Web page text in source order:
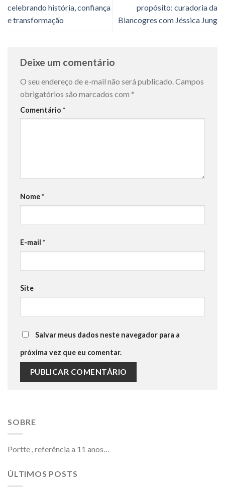
celebrando história, confiança
e transformação
propósito: curadoria da
Biancogres com Jéssica Jung
Deixe um comentário
O seu endereço de e-mail não será publicado. Campos
obrigatórios são marcados com *
Comentário *
Nome*
E-mail *
Site
Salvar meus dados neste navegador para a
próxima vez que eu comentar.
SOBRE
Portte , referência a 11 anos…
ÚLTIMOS POSTS